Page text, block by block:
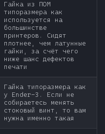
Гайка из ПОМ
типоразмера как
используется на
большинстве
принтеров. Сидят
плотнее, чем латунные
гайки, за счёт чего
ниже шанс дефектов
печати
Гайка типоразмера как
у Ender-3. Если не
собираетесь менять
стоковый винт, то вам
нужна именно такая